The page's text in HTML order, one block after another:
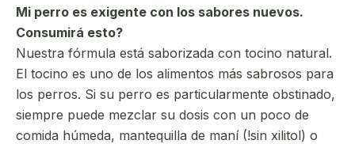
Mi perro es exigente con los sabores nuevos.
Consumirá esto?
Nuestra fórmula está saborizada con tocino natural.
El tocino es uno de los alimentos más sabrosos para
los perros. Si su perro es particularmente obstinado,
siempre puede mezclar su dosis con un poco de
comida húmeda, mantequilla de maní (!sin xilitol) o